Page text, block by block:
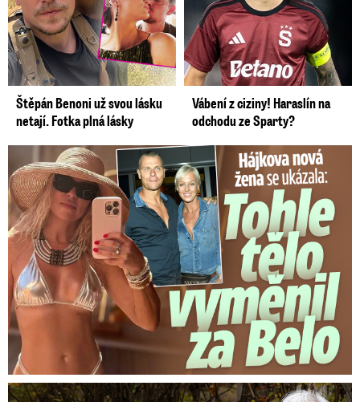
Štěpán Benoni už svou lásku
netají. Fotka plná lásky
Vábení z ciziny! Haraslín na
odchodu ze Sparty?
Tohle tělo nahradilo Belo: Nová partnerka se ukázala...